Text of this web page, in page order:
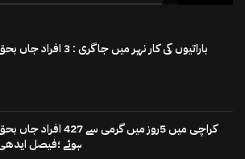
باراتیوں کی کار نہر میں جاگری : 3 افراد جاں بحق
کراچی میں 5روز میں گرمی سے 427 افراد
ہوئے ؛فیصل